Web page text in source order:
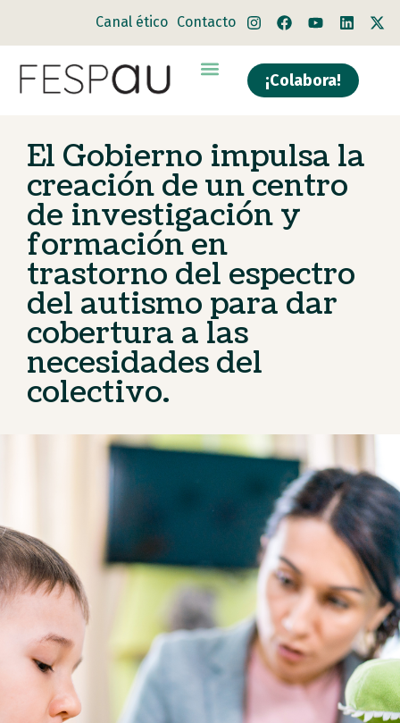
Canal ético Contacto
¡Colabora!
El Gobierno impulsa la
creación de un centro
de investigación y
formación en
trastorno del espectro
del autismo para dar
cobertura a las
necesidades del
colectivo.